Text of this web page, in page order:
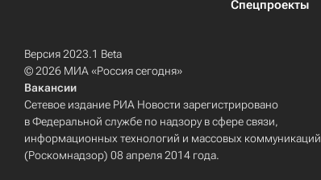
Спецпроекты
Версия 2023.1 Beta
© 2026 МИА «Россия сегодня»
Вакансии
Сетевое издание РИА Новости зарегистрировано
в Федеральной службе по надзору в сфере связи,
информационных технологий и массовых коммуникаций
(Роскомнадзор) 08 апреля 2014 года.